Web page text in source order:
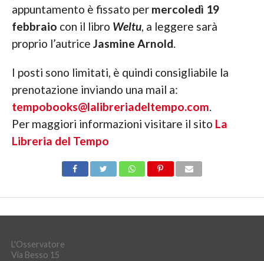
appuntamento è fissato per mercoledì 19
febbraio con il libro Weltu, a leggere sarà
proprio l’autrice Jasmine Arnold.
I posti sono limitati, è quindi consigliabile la
prenotazione inviando una mail a:
tempobooks@lalibreriadeltempo.com.
Per maggiori informazioni visitare il sito La
Libreria del Tempo
L'Osservatore
Via Besso 15